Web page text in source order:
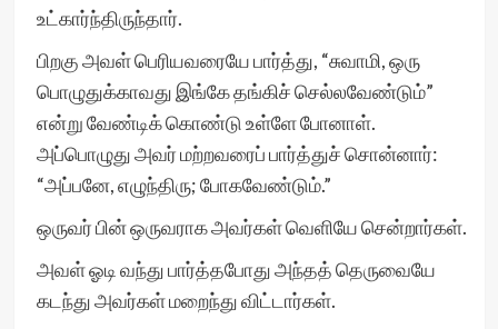
உட்கார்ந்திருந்தார்.
பிறகு அவள் பெரியவரையே பார்த்து, “சுவாமி, ஒரு
பொழுதுக்காவது இங்கே தங்கிச் செல்லவேண்டும்”
என்று வேண்டிக் கொண்டு உள்ளே போனாள்.
அப்பொழுது அவர் மற்றவரைப் பார்த்துச் சொன்னார்:
“அப்பனே, எழுந்திரு; போகவேண்டும்.”
ஒருவர் பின் ஒருவராக அவர்கள் வெளியே சென்றார்கள்.
அவள் ஓடி வந்து பார்த்தபோது அந்தத் தெருவையே
கடந்து அவர்கள் மறைந்து விட்டார்கள்.